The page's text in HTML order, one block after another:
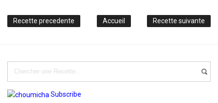
Recette precedente Recette suivante
Accueil
Subscribe